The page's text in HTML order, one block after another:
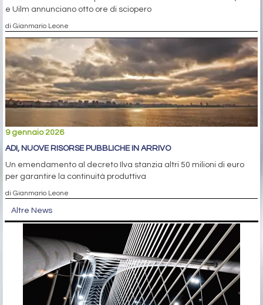
e Uilm annunciano otto ore di sciopero
di Gianmario Leone
9 gennaio 2026
ADI, NUOVE RISORSE PUBBLICHE IN ARRIVO
Un emendamento al decreto Ilva stanzia altri 50 milioni di euro
per garantire la continuità produttiva
di Gianmario Leone
Altre News